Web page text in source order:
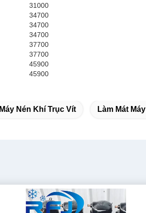
31000
34700
34700
34700
37700
37700
45900
45900
Máy Nén Khí Trục Vít Làm Mát